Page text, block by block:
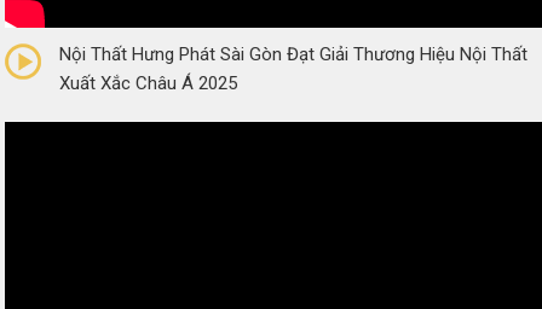
(0 Reviews)
Nội Thất Hưng Phát Sài Gòn Đạt Giải Thương Hiệu Nội Thất
Xuất Xắc Châu Á 2025